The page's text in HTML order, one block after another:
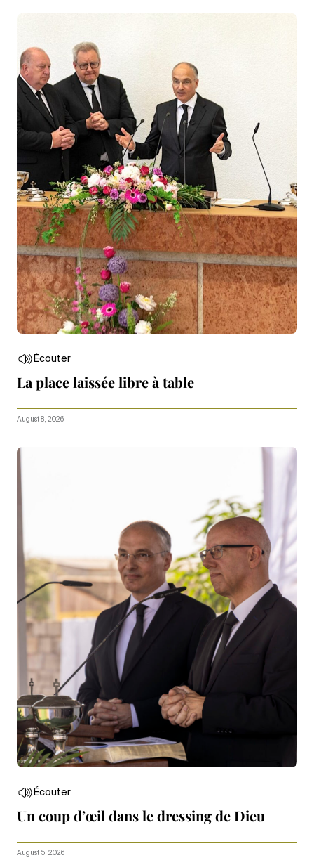
Écouter
La place laissée libre à table
August 8, 2026
Écouter
Un coup d’œil dans le dressing de Dieu
August 5, 2026